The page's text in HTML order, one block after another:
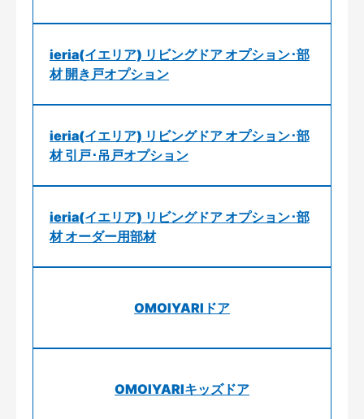
ieria(イエリア) リビングドア オプション･部
材 開き戸オプション
ieria(イエリア) リビングドア オプション･部
材 引戸･吊戸オプション
ieria(イエリア) リビングドア オプション･部
材 オーダー用部材
OMOIYARIドア
OMOIYARIキッズドア